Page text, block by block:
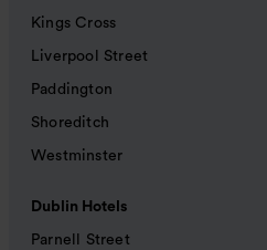
Kings Cross
Liverpool Street
Paddington
Shoreditch
Westminster
Dublin Hotels
Parnell Street